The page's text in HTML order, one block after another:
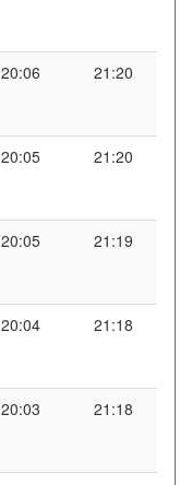
20:06 21:20
20:05 21:20
20:05 21:19
20:04 21:18
20:03 21:18